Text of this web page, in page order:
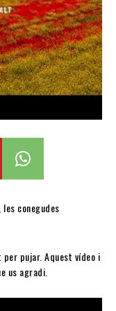
conegudes
per pujar. Aquest vídeo i
us agradi.